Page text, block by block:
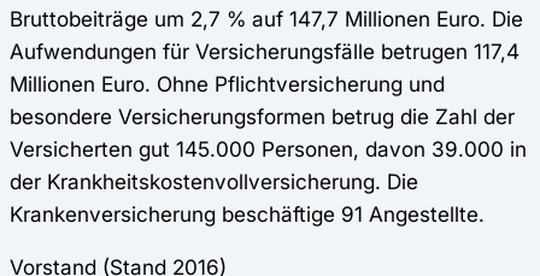
Bruttobeiträge um 2,7 % auf 147,7 Millionen Euro. Die
Aufwendungen für Versicherungsfälle betrugen 117,4
Millionen Euro. Ohne Pflichtversicherung und
besondere Versicherungsformen betrug die Zahl der
Versicherten gut 145.000 Personen, davon 39.000 in
der Krankheitskostenvollversicherung. Die
Krankenversicherung beschäftige 91 Angestellte.
Vorstand (Stand 2016)